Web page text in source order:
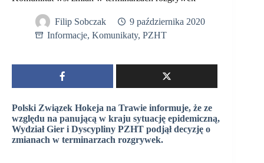
Filip Sobczak
9 października 2020
Informacje, Komunikaty, PZHT
Polski Związek Hokeja na Trawie informuje, że ze
względu na panującą w kraju sytuację epidemiczną,
Wydział Gier i Dyscypliny PZHT podjął decyzję o
zmianach w terminarzach rozgrywek.